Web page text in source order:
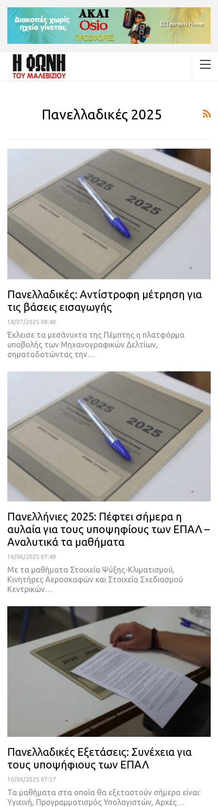
Πανελλαδικές 2025
Πανελλαδικές: Αντίστροφη μέτρηση για
τις βάσεις εισαγωγής
18/07/2025 08:40
Έκλεισε τα μεσάνυχτα της Πέμπτης η πλατφόρμα
υποβολής των Μηχανογραφικών Δελτίων,
σηματοδοτώντας την…
Πανελλήνιες 2025: Πέφτει σήμερα η
αυλαία για τους υποψηφίους των ΕΠΑΛ –
Αναλυτικά τα μαθήματα
16/06/2025 07:49
Με τα μαθήματα Στοιχεία Ψύξης-Κλιματισμού,
Κινητήρες Αεροσκαφών και Στοιχεία Σχεδιασμού
Κεντρικών…
Πανελλαδικές Εξετάσεις: Συνέχεια για
τους υποψήφιους των ΕΠΑΛ
10/06/2025 07:57
Τα μαθήματα στα οποία θα εξεταστούν σήμερα είναι:
Υγιεινή, Προγραμματισμός Υπολογιστών, Αρχές…